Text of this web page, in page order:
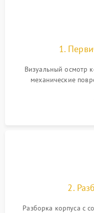
1.
Визуальный осмотр
механические
включение,
матрицы и затвора,
2.
Разборка корпуса с